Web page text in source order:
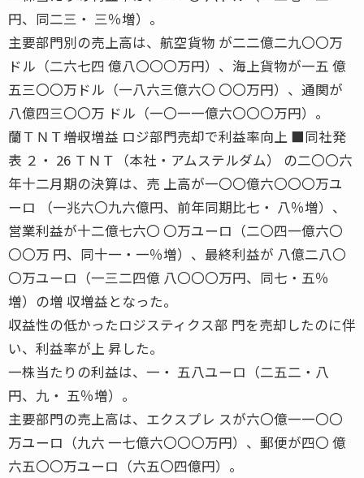
円、同二三・ 三％増）。
主要部門別の売上高は、航空貨物 が二二億二九〇〇万
ドル（二六七四 億八〇〇〇万円）、海上貨物が一五 億
五三〇〇万ドル（一八六三億六〇 〇〇万円）、通関が
八億四三〇〇万 ドル（一〇一一億六〇〇〇万円）。
蘭ＴＮＴ――増収増益 ロジ部門売却で利益率向上 ■同社発
表 ２・ 26 ＴＮＴ（本社・アムステルダム） の二〇〇六
年十二月期の決算は、売 上高が一〇〇億六〇〇〇万ユ
ーロ （一兆六〇九六億円、前年同期比七・ 八％増）、
営業利益が十二億七六〇 〇万ユーロ（二〇四一億六〇
〇〇万 円、同十一・一％増）、最終利益が 八億二八〇
〇万ユーロ（一三二四億 八〇〇〇万円、同七・五％
増）の増 収増益となった。
収益性の低かったロジスティクス部 門を売却したのに伴
い、利益率が上 昇した。
一株当たりの利益は、一・ 五八ユーロ（二五二・八
円、九・ 五％増）。
主要部門の売上高は、エクスプレ スが六〇億一一〇〇
万ユーロ（九六 一七億六〇〇〇万円）、郵便が四〇 億
六五〇〇万ユーロ（六五〇四億円）。